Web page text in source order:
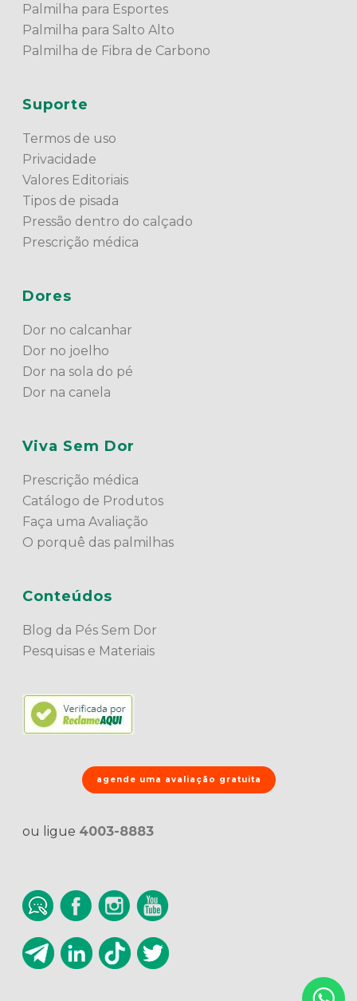
Palmilha para Esportes
Palmilha para Salto Alto
Palmilha de Fibra de Carbono
Suporte
Termos de uso
Privacidade
Valores Editoriais
Tipos de pisada
Pressão dentro do calçado
Prescrição médica
Dores
Dor no calcanhar
Dor no joelho
Dor na sola do pé
Dor na canela
Viva Sem Dor
Prescrição médica
Catálogo de Produtos
Faça uma Avaliação
O porquê das palmilhas
Conteúdos
Blog da Pés Sem Dor
Pesquisas e Materiais
agende uma avaliação gratuita
ou ligue 4003-8883